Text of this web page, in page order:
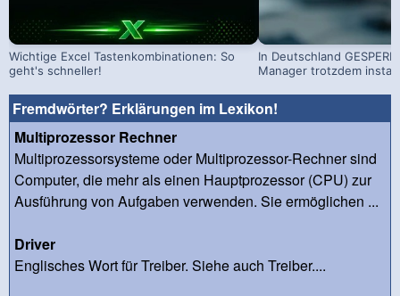
Wichtige Excel Tastenkombinationen: So
geht's schneller!
In Deutschland
Manager trotzdem
Fremdwörter? Erklärungen im Lexikon!
Multiprozessor Rechner
Multiprozessorsysteme oder Multiprozessor-Rechner sind
Computer, die mehr als einen Hauptprozessor (CPU) zur
Ausführung von Aufgaben verwenden. Sie ermöglichen ...
Driver
Englisches Wort für Treiber. Siehe auch Treiber....